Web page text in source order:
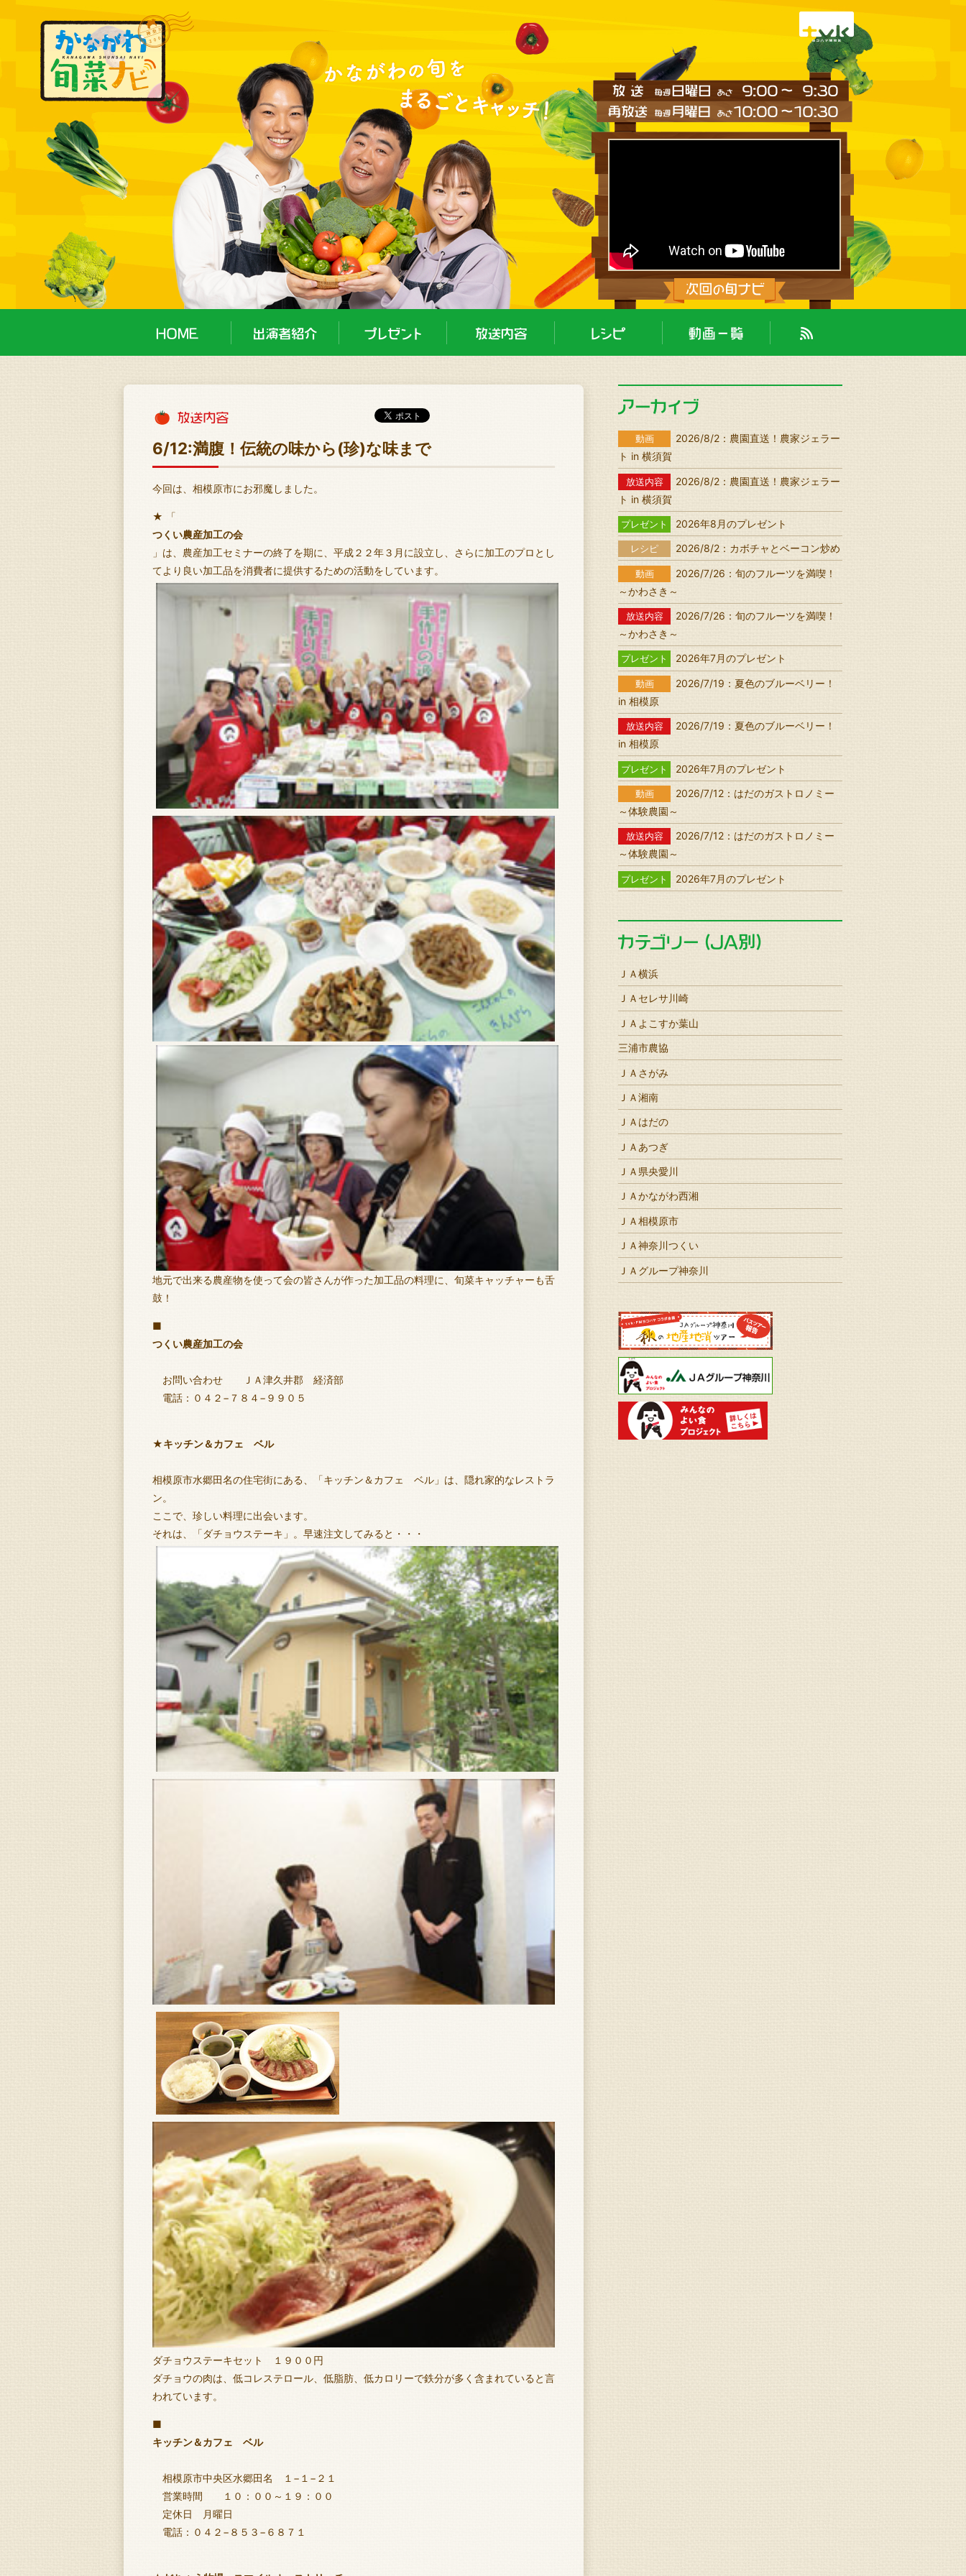
6/12:満腹！伝統の味から(珍)な味まで
今回は、相模原市にお邪魔しました。
★ 「
つくい農産加工の会
」は、農産加工セミナーの終了を期に、平成２２年３月に設立し、さらに加工のプロとし
てより良い加工品を消費者に提供するための活動をしています。
地元で出来る農産物を使って会の皆さんが作った加工品の料理に、旬菜キャッチャーも舌
鼓！
■
つくい農産加工の会
お問い合わせ ＪＡ津久井郡 経済部
電話：０４２−７８４−９９０５
★キッチン＆カフェ ベル
相模原市水郷田名の住宅街にある、「キッチン＆カフェ ベル」は、隠れ家的なレストラ
ン。
ここで、珍しい料理に出会います。
それは、「ダチョウステーキ」。早速注文してみると・・・
ダチョウステーキセット １９００円
ダチョウの肉は、低コレステロール、低脂肪、低カロリーで鉄分が多く含まれていると言
われています。
■
キッチン＆カフェ ベル
相模原市中央区水郷田名 １−１−２１
営業時間 １０：００～１９：００
定休日 月曜日
電話：０４２−８５３−６８７１
動画
2026/8/2：農園直送！農家ジェラー
ト in 横須賀
放送内容
2026/8/2：農園直送！農家ジェラー
ト in 横須賀
プレゼント 2026年8月のプレゼント
レシピ 2026/8/2：カボチャとベーコン炒め
動画
2026/7/26：旬のフルーツを満喫！
～かわさき～
放送内容
2026/7/26：旬のフルーツを満喫！
～かわさき～
プレゼント 2026年7月のプレゼント
動画
2026/7/19：夏色のブルーベリー！
in 相模原
放送内容
2026/7/19：夏色のブルーベリー！
in 相模原
プレゼント 2026年7月のプレゼント
動画
2026/7/12：はだのガストロノミー
～体験農園～
放送内容
2026/7/12：はだのガストロノミー
～体験農園～
プレゼント 2026年7月のプレゼント
ＪＡ横浜
ＪＡセレサ川崎
ＪＡよこすか葉山
三浦市農協
ＪＡさがみ
ＪＡ湘南
ＪＡはだの
ＪＡあつぎ
ＪＡ県央愛川
ＪＡかながわ西湘
ＪＡ相模原市
ＪＡ神奈川つくい
ＪＡグループ神奈川